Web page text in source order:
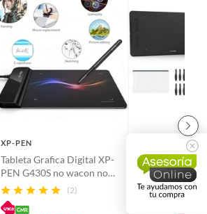
XP-PEN
Tableta Grafica Digital XP-
PEN G430S no wacon no
huion
(2)
Tableta grafica
digitalizadora
01 v2